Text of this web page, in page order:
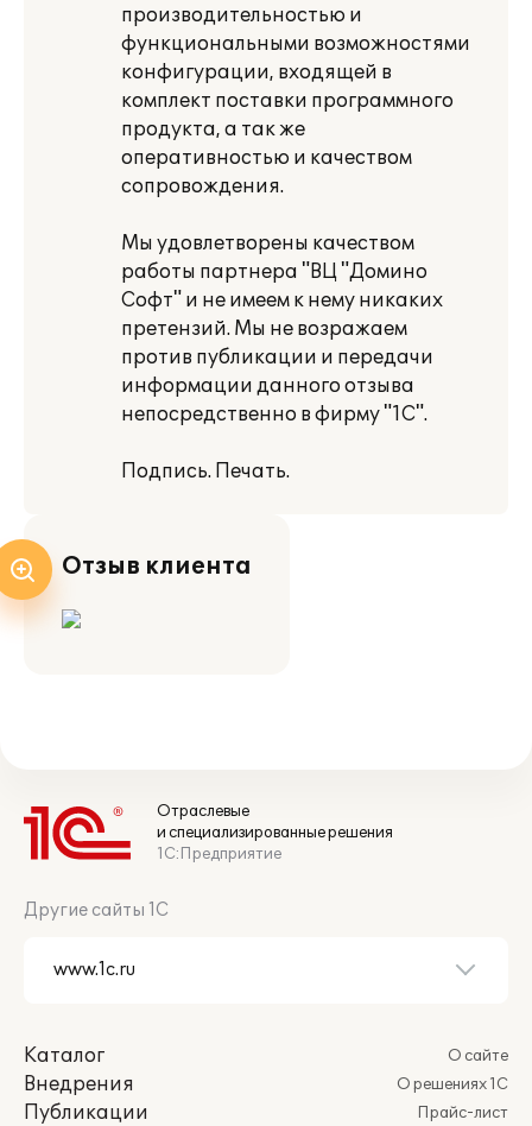
производительностью и
функциональными возможностями
конфигурации, входящей в
комплект поставки программного
продукта, а так же
оперативностью и качеством
сопровождения.
Мы удовлетворены качеством
работы партнера "ВЦ "Домино
Софт" и не имеем к нему никаких
претензий. Мы не возражаем
против публикации и передачи
информации данного отзыва
непосредственно в фирму "1С".
Подпись. Печать.
Отзыв клиента
Отраслевые
и специализированные решения
1С:Предприятие
Другие сайты 1С
Каталог
Внедрения
Публикации
О сайте
О решениях 1С
Прайс-лист